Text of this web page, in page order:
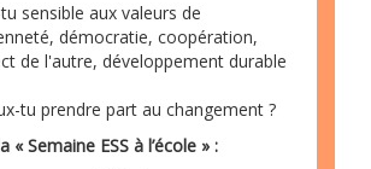
sensible aux valeurs de
démocratie, coopération,
de l'autre, développement durable
tu prendre part au changement ?
« Semaine ESS à l’école » :